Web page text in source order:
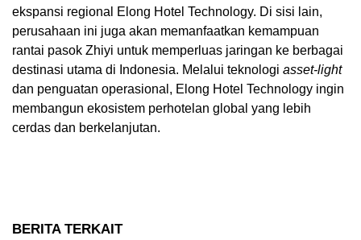
ekspansi regional Elong Hotel Technology. Di sisi lain,
perusahaan ini juga akan memanfaatkan kemampuan
rantai pasok Zhiyi untuk memperluas jaringan ke berbagai
destinasi utama di Indonesia. Melalui teknologi asset-light
dan penguatan operasional, Elong Hotel Technology ingin
membangun ekosistem perhotelan global yang lebih
cerdas dan berkelanjutan.
BERITA TERKAIT